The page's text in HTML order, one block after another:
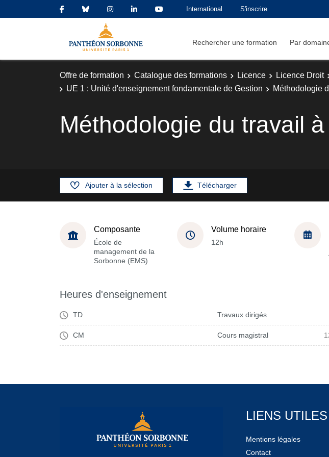
International S'inscrire
Rechercher une formation Par
Offre de formation Catalogue des formations Licence Licence Droit
UE 1 : Unité d'enseignement fondamentale de Gestion
Méthodologie
Méthodologie du travail
Ajouter à la sélection Télécharger
Composante
École de
management de la
Sorbonne (EMS)
Volume horaire
12h
Heures d'enseignement
TD Travaux dirigés
CM Cours magistral
LIENS UTILES
Mentions légales
Contact